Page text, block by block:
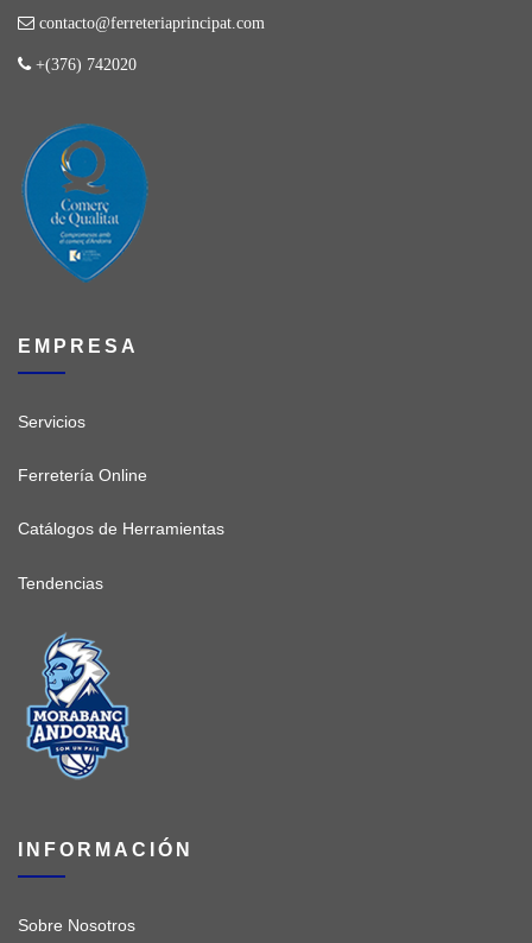
contacto@ferreteriaprincipat.com
+(376) 742020
EMPRESA
Servicios
Ferretería Online
Catálogos de Herramientas
Tendencias
INFORMACIÓN
Sobre Nosotros